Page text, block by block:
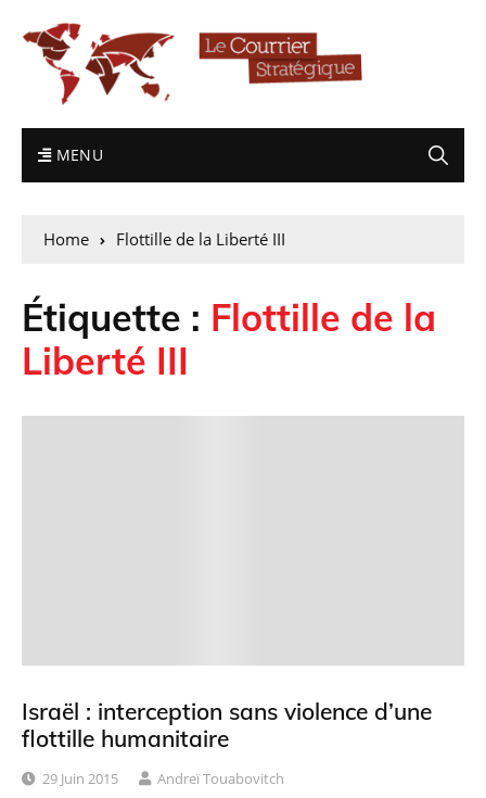
MENU
Home Flottille de la Liberté III
Étiquette : Flottille de la
Liberté III
Israël : interception sans violence d’une
flottille humanitaire
29 Juin 2015 Andreï Touabovitch